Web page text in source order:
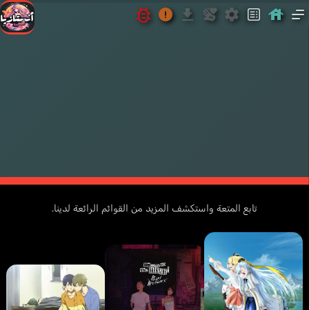
تابع المتعة واستكشف المزيد من القوائم الرائعة لدينا.